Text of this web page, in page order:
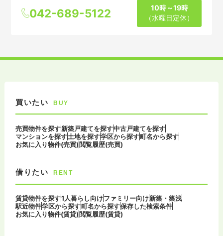
042-689-5122
10時～19時
（水曜日定休）
買いたい BUY
売買物件を探す新築戸建てを探す中古戸建てを探す
マンションを探す土地を探す学区から探す町名から探す
お気に入り物件(売買)閲覧履歴(売買)
借りたい RENT
賃貸物件を探す1人暮らし向けファミリー向け新築・築浅
駅近物件学区から探す町名から探す保存した検索条件
お気に入り物件(賃貸)閲覧履歴(賃貸)